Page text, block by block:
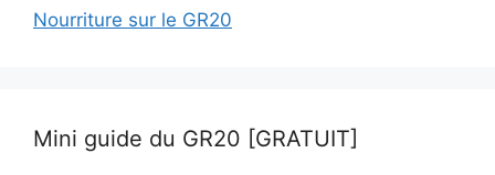
Nourriture sur le GR20
Mini guide du GR20 [GRATUIT]